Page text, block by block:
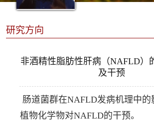
研究方向
非酒精性脂肪性肝病（NAFLD）
及干预
肠道菌群在NAFLD发病机理中的
植物化学物对NAFLD的干预。